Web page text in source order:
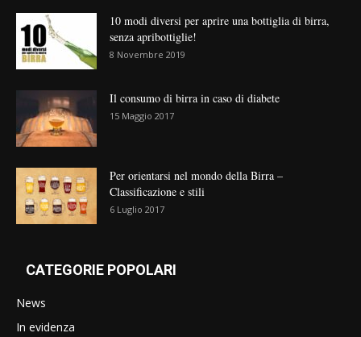
10 modi diversi per aprire una bottiglia di birra,
senza apribottiglie!
8 Novembre 2019
Il consumo di birra in caso di diabete
15 Maggio 2017
Per orientarsi nel mondo della Birra –
Classificazione e stili
6 Luglio 2017
CATEGORIE POPOLARI
News
In evidenza